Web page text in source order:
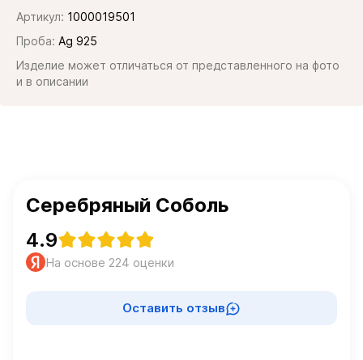
Артикул: 1000019501
Проба: Ag 925
Изделие может отличаться от представленного на фото
и в описании
Серебряный Соболь
4.9
На основе 224 оценки
Оставить отзыв